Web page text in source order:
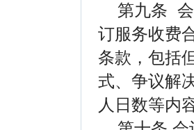
第九条
订服务收费
条款，包括
式、争议解
人日数等内